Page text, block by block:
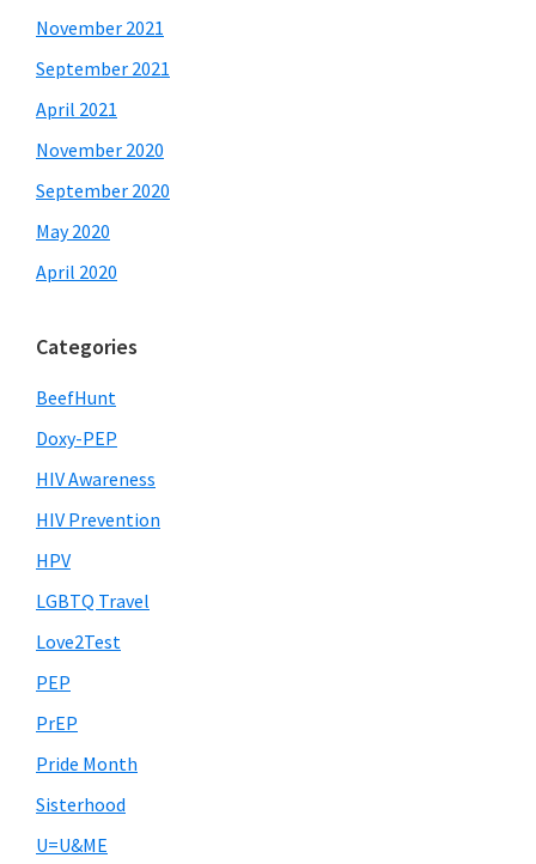
November 2021
September 2021
April 2021
November 2020
September 2020
May 2020
April 2020
Categories
BeefHunt
Doxy-PEP
HIV Awareness
HIV Prevention
HPV
LGBTQ Travel
Love2Test
PEP
PrEP
Pride Month
Sisterhood
U=U&ME